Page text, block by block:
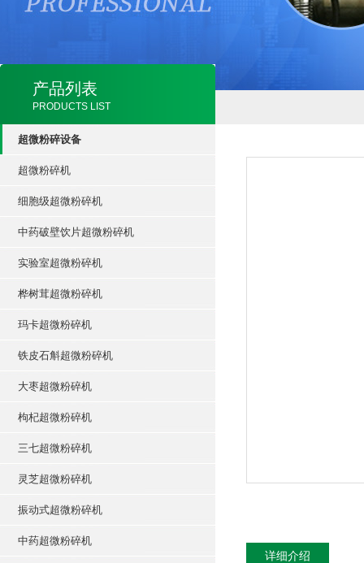
产品列表
PRODUCTS LIST
超微粉碎设备
超微粉碎机
细胞级超微粉碎机
中药破壁饮片超微粉碎机
实验室超微粉碎机
桦树茸超微粉碎机
玛卡超微粉碎机
铁皮石斛超微粉碎机
大枣超微粉碎机
枸杞超微粉碎机
三七超微粉碎机
灵芝超微粉碎机
振动式超微粉碎机
中药超微粉碎机
详细介绍